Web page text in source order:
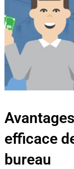
efficace
bureau